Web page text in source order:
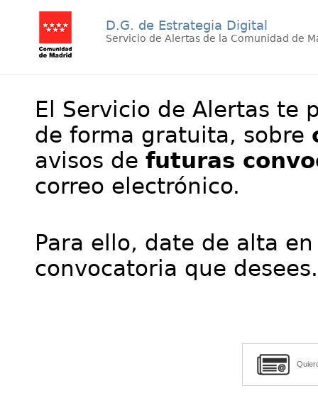
D.G. de Estrategia Digital
Servicio de Alertas de la Comunidad de
El Servicio de Alertas te
de forma gratuita, sobre
avisos de futuras
correo electrónico.
Para ello, date de alta
convocatoria que desees.